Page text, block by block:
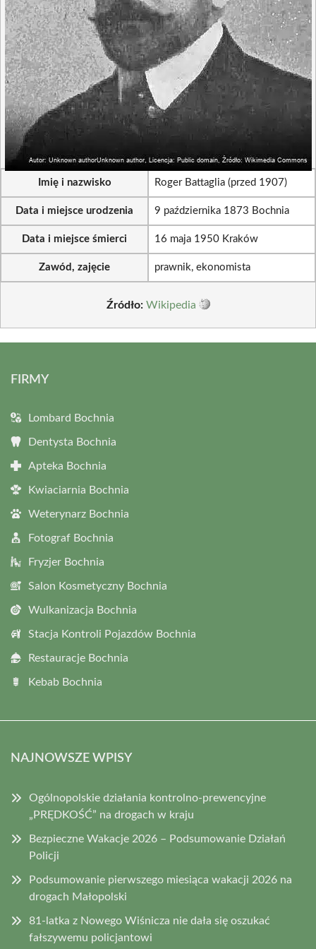
Imię i nazwisko Roger Battaglia (przed 1907)
Data i miejsce urodzenia 9 października 1873 Bochnia
Data i miejsce śmierci 16 maja 1950 Kraków
Zawód, zajęcie prawnik, ekonomista
Źródło: Wikipedia
FIRMY
Lombard Bochnia
Dentysta Bochnia
Apteka Bochnia
Kwiaciarnia Bochnia
Weterynarz Bochnia
Fotograf Bochnia
Fryzjer Bochnia
Salon Kosmetyczny Bochnia
Wulkanizacja Bochnia
Stacja Kontroli Pojazdów Bochnia
Restauracje Bochnia
Kebab Bochnia
NAJNOWSZE WPISY
Ogólnopolskie działania kontrolno-prewencyjne
„PRĘDKOŚĆ” na drogach w kraju
Bezpieczne Wakacje 2026 – Podsumowanie Działań
Policji
Podsumowanie pierwszego miesiąca wakacji 2026 na
drogach Małopolski
81-latka z Nowego Wiśnicza nie dała się oszukać
fałszywemu policjantowi